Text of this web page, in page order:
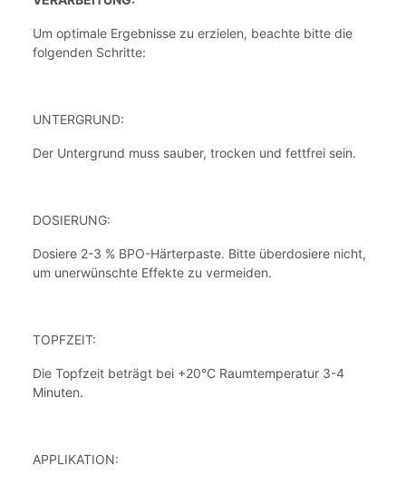
Um optimale Ergebnisse zu erzielen, beachte bitte die
folgenden Schritte:
UNTERGRUND:
Der Untergrund muss sauber, trocken und fettfrei sein.
DOSIERUNG:
Dosiere 2-3 % BPO-Härterpaste. Bitte überdosiere nicht,
um unerwünschte Effekte zu vermeiden.
TOPFZEIT:
Die Topfzeit beträgt bei +20°C Raumtemperatur 3-4
Minuten.
APPLIKATION: